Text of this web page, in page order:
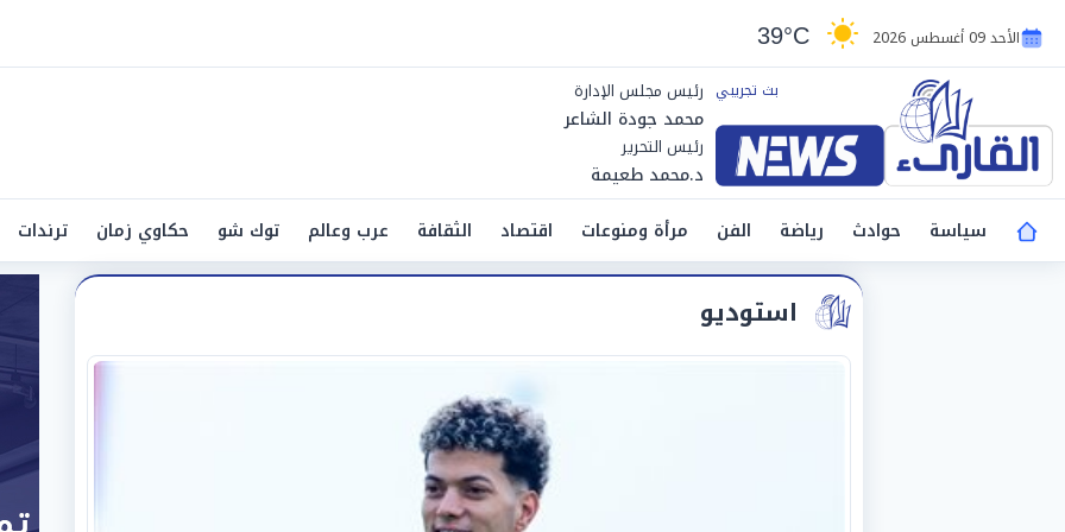
الأحد 09 أغسطس 2026 39°C
رئيس مجلس الإدارة
محمد جودة الشاعر
رئيس التحرير
د.محمد طعيمة
سياسة
حوادث رياضة الفن مرأة ومنوعات اقتصاد الثقافة عرب وعالم توك شو حكاوي زمان ترندات
استوديو